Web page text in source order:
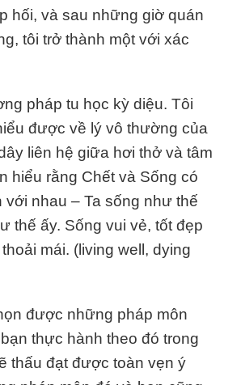
hối, và sau những giờ quán
tôi trở thành một với xác
pháp tu học kỳ diệu. Tôi
được về lý vô thường của
liên hệ giữa hơi thở và tâm
hiểu rằng Chết và Sống có
với nhau – Ta sống như thế
thế ấy. Sống vui vẻ, tốt đẹp
mái. (living well, dying
được những pháp môn
thực hành theo đó trong
thấu đạt được toàn vẹn ý